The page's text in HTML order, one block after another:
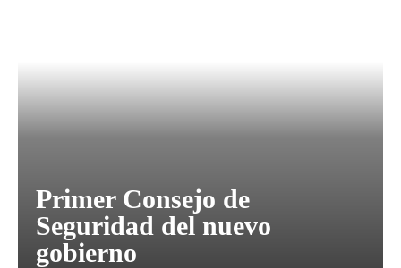
Primer Consejo de
Seguridad del nuevo
gobierno